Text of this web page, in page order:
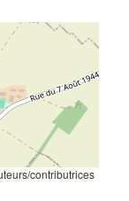
contributrices